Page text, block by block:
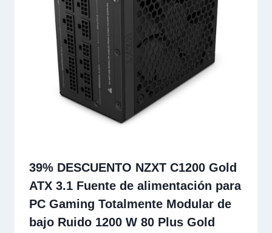
39% DESCUENTO NZXT C1200 Gold
ATX 3.1 Fuente de alimentación para
PC Gaming Totalmente Modular de
bajo Ruido 1200 W 80 Plus Gold